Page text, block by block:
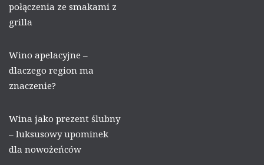
połączenia ze smakami z
grilla
Wino apelacyjne –
dlaczego region ma
znaczenie?
Wina jako prezent ślubny
– luksusowy upominek
dla nowożeńców